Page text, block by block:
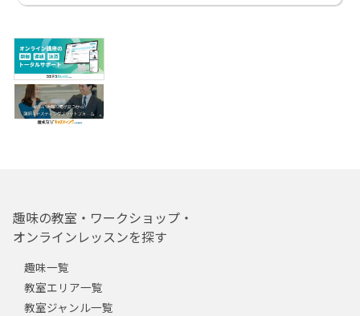
趣味の教室・ワークショップ・
オンラインレッスンを探す
趣味一覧
教室エリア一覧
教室ジャンル一覧